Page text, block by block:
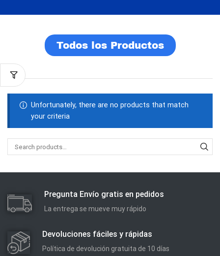
Todos los Productos
Unfortunately, there are no products that match
your criteria
Pregunta Envío gratis en pedidos
La entrega se mueve muy rápido
Devoluciones fáciles y rápidas
Política de devolución gratuita de 10 días